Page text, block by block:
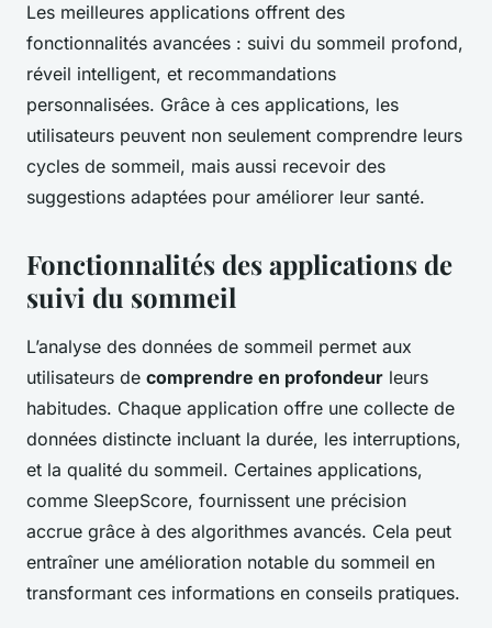
Les meilleures applications offrent des
fonctionnalités avancées : suivi du sommeil profond,
réveil intelligent, et recommandations
personnalisées. Grâce à ces applications, les
utilisateurs peuvent non seulement comprendre leurs
cycles de sommeil, mais aussi recevoir des
suggestions adaptées pour améliorer leur santé.
Fonctionnalités des applications de
suivi du sommeil
L’analyse des données de sommeil permet aux
utilisateurs de comprendre en profondeur leurs
habitudes. Chaque application offre une collecte de
données distincte incluant la durée, les interruptions,
et la qualité du sommeil. Certaines applications,
comme SleepScore, fournissent une précision
accrue grâce à des algorithmes avancés. Cela peut
entraîner une amélioration notable du sommeil en
transformant ces informations en conseils pratiques.